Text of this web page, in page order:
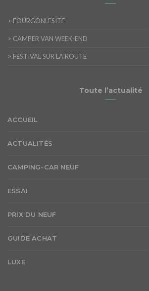
> FOURGONLESITE
> CAMPER VAN WEEK-END
> FESTIVAL SUR LA ROUTE
Toute l’actualité
ACCUEIL
ACTUALITÉS
CAMPING-CAR NEUF
ESSAI
PRIX DU NEUF
GUIDE ACHAT
LUXE